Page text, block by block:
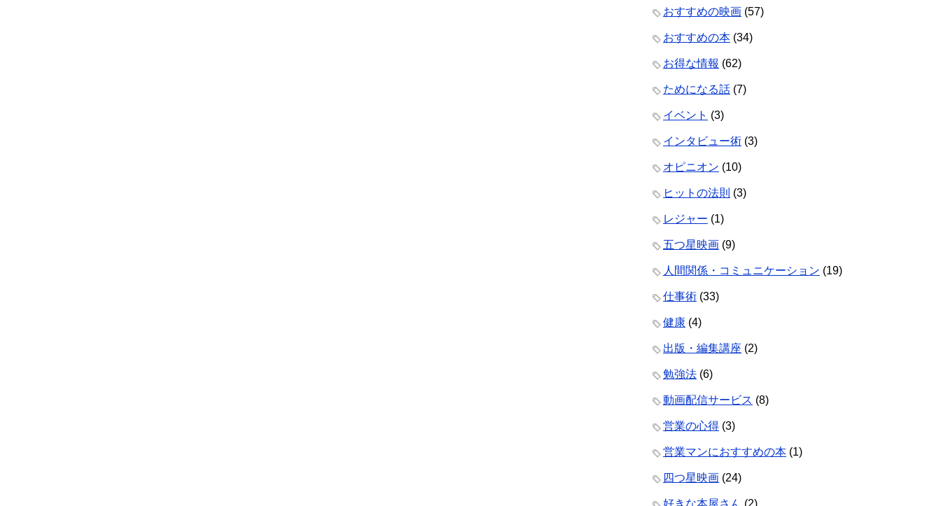
おすすめの映画 (57)
おすすめの本 (34)
お得な情報 (62)
ためになる話 (7)
イベント (3)
インタビュー術 (3)
オピニオン (10)
ヒットの法則 (3)
レジャー (1)
五つ星映画 (9)
人間関係・コミュニケーション (19)
仕事術 (33)
健康 (4)
出版・編集講座 (2)
勉強法 (6)
動画配信サービス (8)
営業の心得 (3)
営業マンにおすすめの本 (1)
四つ星映画 (24)
好きな本屋さん (2)